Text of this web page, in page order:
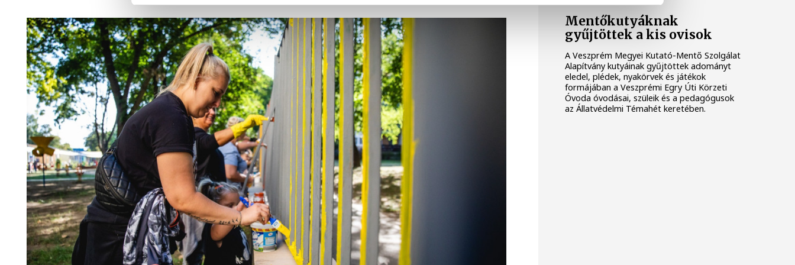
Mentőkutyáknak
gyűjtöttek a kis ovisok
A Veszprém Megyei Kutató-Mentő Szolgálat
Alapítvány kutyáinak gyűjtöttek adományt
eledel, plédek, nyakörvek és játékok
formájában a Veszprémi Egry Úti Körzeti
Óvoda óvodásai, szüleik és a pedagógusok
az Állatvédelmi Témahét keretében.